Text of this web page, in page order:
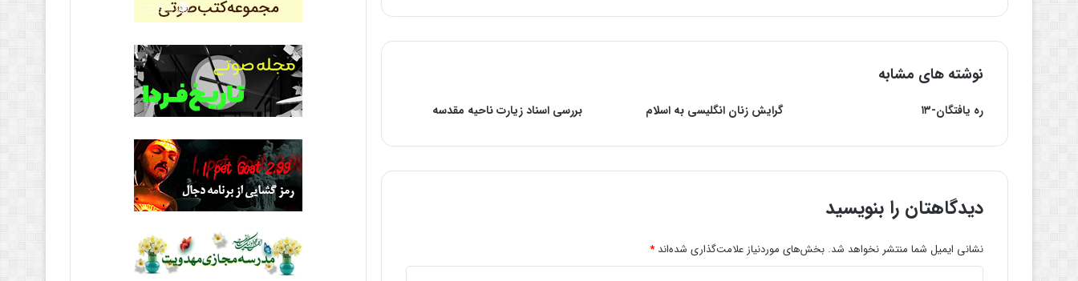
نوشته های مشابه
ره یافتگان-۱۳ گرایش زنان انگلیسى به اسلام بررسى اسناد زیارت ناحیه مقدسه
دیدگاهتان را بنویسید
نشانی ایمیل شما منتشر نخواهد شد. بخش‌های موردنیاز علامت‌گذاری شده‌اند *